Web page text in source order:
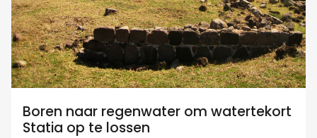
Boren naar regenwater om watertekort
Statia op te lossen